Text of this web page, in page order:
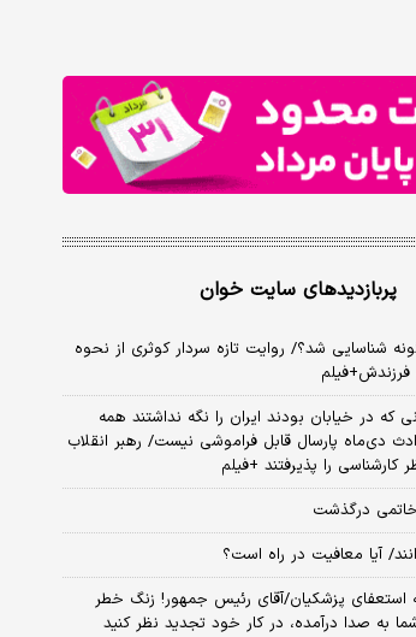
پربازدیدهای سایت خوان
شناسایی شد؟/ روایت تازه سردار کوثری از نحوه
که در خیابان بودند ایران را نگه نداشتند همه
دی‌ماه پارسال قابل فراموشی نیست/ رهبر انقلاب
کارشناسی را پذیرفتند +فیلم
درگذشت
آیا معافیت در راه است؟
استعفای پزشکیان/آقای رئیس جمهور! زنگ خطر
به صدا درآمده، در کار خود تجدید نظر کنید